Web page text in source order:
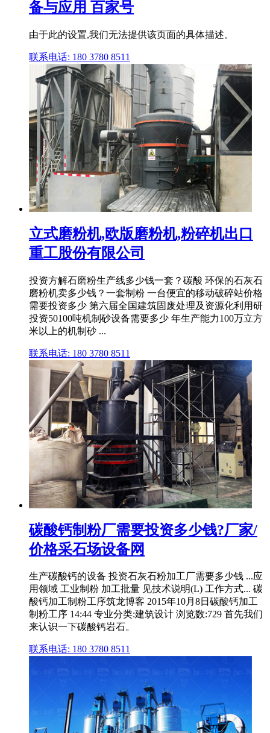
备与应用 百家号
由于此的设置,我们无法提供该页面的具体描述。
联系电话: 180 3780 8511
立式磨粉机,欧版磨粉机,粉碎机出口
重工股份有限公司
投资方解石磨粉生产线多少钱一套？碳酸 环保的石灰石
磨粉机卖多少钱？一套制粉 一台便宜的移动破碎站价格
需要投资多少 第六届全国建筑固废处理及资源化利用研
投资50100吨机制砂设备需要多少 年生产能力100万立方
米以上的机制砂 ...
联系电话: 180 3780 8511
碳酸钙制粉厂需要投资多少钱?厂家/
价格采石场设备网
生产碳酸钙的设备 投资石灰石粉加工厂需要多少钱 ...应
用领域 工业制粉 加工批量 见技术说明(L) 工作方式... 碳
酸钙加工制粉工序筑龙博客 2015年10月8日碳酸钙加工
制粉工序 14:44 专业分类:建筑设计 浏览数:729 首先我们
来认识一下碳酸钙岩石。
联系电话: 180 3780 8511